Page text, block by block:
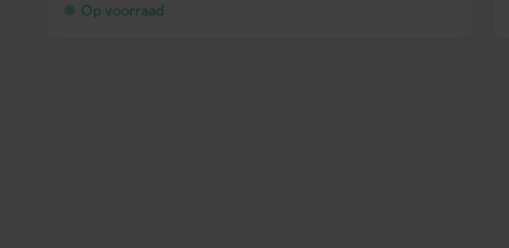
Op voorraad